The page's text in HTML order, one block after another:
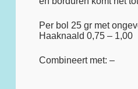
Per bol 25 gr met
Haaknaald 0,75 – 1,00
Combineert met: –